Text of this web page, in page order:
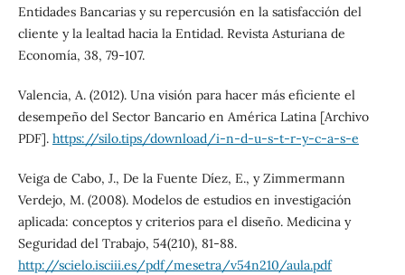
Entidades Bancarias y su repercusión en la satisfacción del
cliente y la lealtad hacia la Entidad. Revista Asturiana de
Economía, 38, 79-107.
Valencia, A. (2012). Una visión para hacer más eficiente el
desempeño del Sector Bancario en América Latina [Archivo
PDF]. https://silo.tips/download/i-n-d-u-s-t-r-y-c-a-s-e
Veiga de Cabo, J., De la Fuente Díez, E., y Zimmermann
Verdejo, M. (2008). Modelos de estudios en investigación
aplicada: conceptos y criterios para el diseño. Medicina y
Seguridad del Trabajo, 54(210), 81-88.
http://scielo.isciii.es/pdf/mesetra/v54n210/aula.pdf